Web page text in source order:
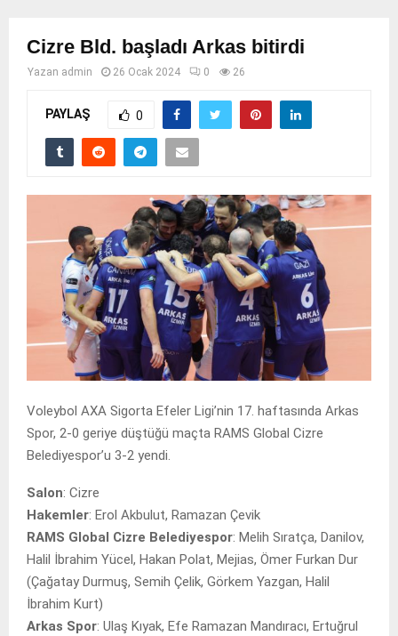
Cizre Bld. başladı Arkas bitirdi
Yazan admin 26 Ocak 2024 0 26
PAYLAŞ 0
Voleybol AXA Sigorta Efeler Ligi’nin 17. haftasında Arkas
Spor, 2-0 geriye düştüğü maçta RAMS Global Cizre
Belediyespor’u 3-2 yendi.
Salon: Cizre
Hakemler: Erol Akbulut, Ramazan Çevik
RAMS Global Cizre Belediyespor: Melih Sıratça, Danilov,
Halil İbrahim Yücel, Hakan Polat, Mejias, Ömer Furkan Dur
(Çağatay Durmuş, Semih Çelik, Görkem Yazgan, Halil
İbrahim Kurt)
Arkas Spor: Ulaş Kıyak, Efe Ramazan Mandıracı, Ertuğrul